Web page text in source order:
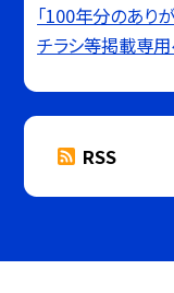
「100年分のあり
チラシ等掲載専
RSS